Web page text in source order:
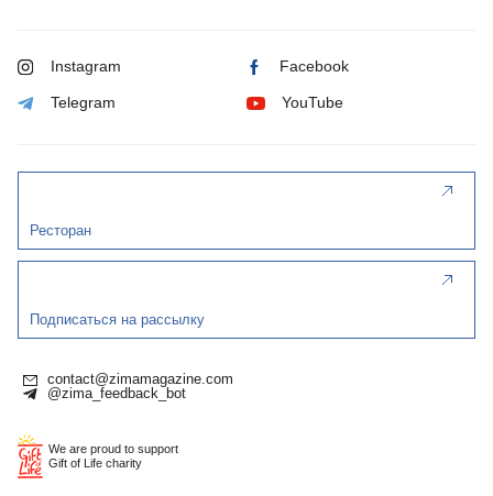
Instagram Facebook
Telegram YouTube
Ресторан
Подписаться на рассылку
contact@zimamagazine.com
@zima_feedback_bot
We are proud to support
Gift of Life charity